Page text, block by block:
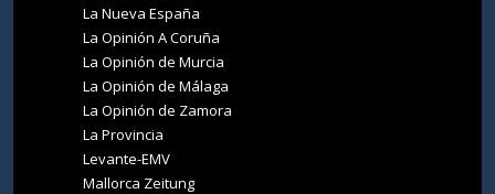
La Nueva España
La Opinión A Coruña
La Opinión de Murcia
La Opinión de Málaga
La Opinión de Zamora
La Provincia
Levante-EMV
Mallorca Zeitung